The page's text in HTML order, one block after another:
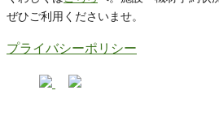
ぜひご利用くださいませ。
プライバシーポリシー